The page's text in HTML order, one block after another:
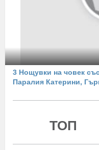
3 Нощувки на човек
Паралия Катерини,
ТОП